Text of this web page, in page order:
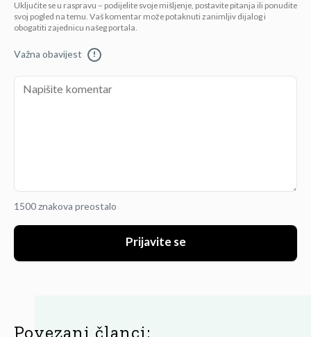
Uključite se u raspravu – podijelite svoje mišljenje, postavite pitanja ili ponudite
svoj pogled na temu. Vaš komentar može potaknuti zanimljiv dijalog i
obogatiti zajednicu našeg portala.
Važna obavijest !
1500 znakova preostalo
Prijavite se
Povezani članci: